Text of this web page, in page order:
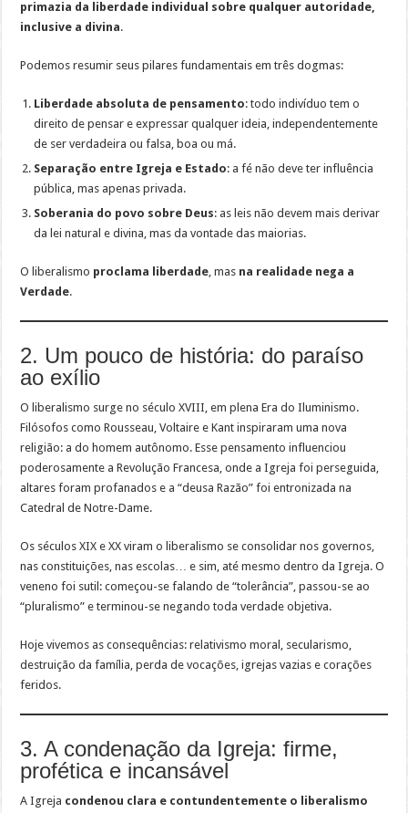
primazia da liberdade individual sobre qualquer autoridade,
inclusive a divina.
Podemos resumir seus pilares fundamentais em três dogmas:
Liberdade absoluta de pensamento: todo indivíduo tem o
direito de pensar e expressar qualquer ideia, independentemente
de ser verdadeira ou falsa, boa ou má.
Separação entre Igreja e Estado: a fé não deve ter influência
pública, mas apenas privada.
Soberania do povo sobre Deus: as leis não devem mais derivar
da lei natural e divina, mas da vontade das maiorias.
O liberalismo proclama liberdade, mas na realidade nega a
Verdade.
2. Um pouco de história: do paraíso
ao exílio
O liberalismo surge no século XVIII, em plena Era do Iluminismo.
Filósofos como Rousseau, Voltaire e Kant inspiraram uma nova
religião: a do homem autônomo. Esse pensamento influenciou
poderosamente a Revolução Francesa, onde a Igreja foi perseguida,
altares foram profanados e a “deusa Razão” foi entronizada na
Catedral de Notre-Dame.
Os séculos XIX e XX viram o liberalismo se consolidar nos governos,
nas constituições, nas escolas… e sim, até mesmo dentro da Igreja. O
veneno foi sutil: começou-se falando de “tolerância”, passou-se ao
“pluralismo” e terminou-se negando toda verdade objetiva.
Hoje vivemos as consequências: relativismo moral, secularismo,
destruição da família, perda de vocações, igrejas vazias e corações
feridos.
3. A condenação da Igreja: firme,
profética e incansável
A Igreja condenou clara e contundentemente o liberalismo